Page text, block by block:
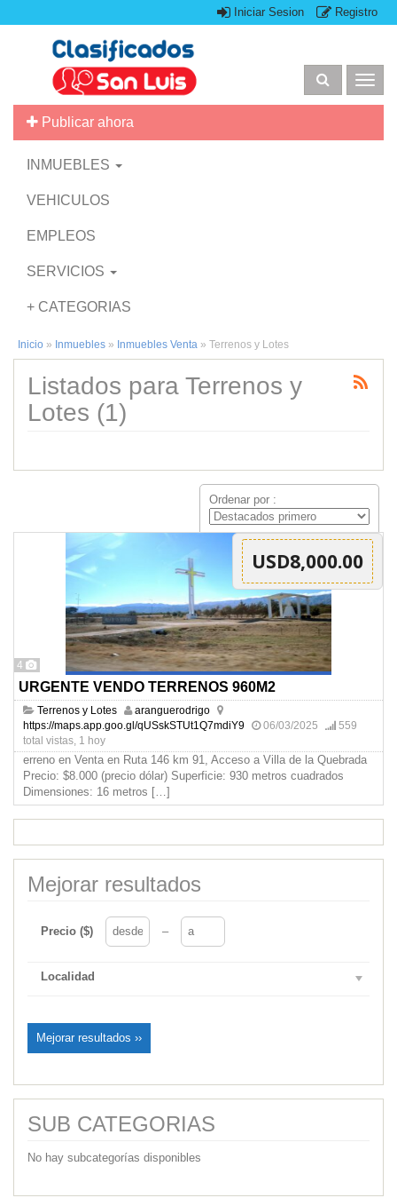
Iniciar Sesion Registro
Publicar ahora
INMUEBLES
VEHICULOS
EMPLEOS
SERVICIOS
+ CATEGORIAS
Inicio » Inmuebles » Inmuebles Venta » Terrenos y Lotes
Listados para Terrenos y
Lotes (1)
Ordenar por :
4
USD8,000.00
URGENTE VENDO TERRENOS 960M2
Terrenos y Lotes
aranguerodrigo
https://maps.app.goo.gl/qUSskSTUt1Q7mdiY9
06/03/2025
559
total vistas, 1 hoy
erreno en Venta en Ruta 146 km 91, Acceso a Villa de la Quebrada
Precio: $8.000 (precio dólar) Superficie: 930 metros cuadrados
Dimensiones: 16 metros […]
Mejorar resultados
Precio ($) –
Localidad
Mejorar resultados ››
SUB CATEGORIAS
No hay subcategorías disponibles